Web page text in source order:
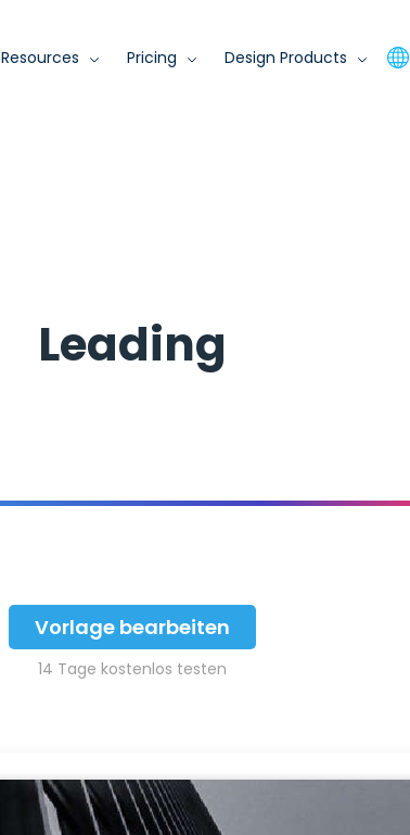
Resources Pricing Design Products
Leading
Vorlage bearbeiten
14 Tage kostenlos testen